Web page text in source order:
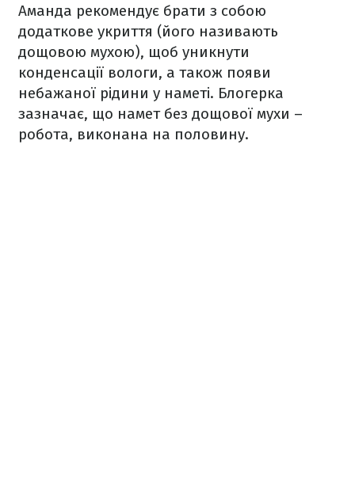
Аманда рекомендує брати з собою
додаткове укриття (його називають
дощовою мухою), щоб уникнути
конденсації вологи, а також появи
небажаної рідини у наметі. Блогерка
зазначає, що намет без дощової мухи –
робота, виконана на половину.